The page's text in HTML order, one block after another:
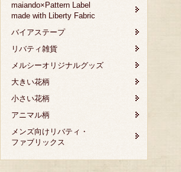
maiando×Pattern Label
made with Liberty Fabric
バイアステープ
リバティ雑貨
メルシーオリジナルグッズ
大きい花柄
小さい花柄
アニマル柄
メンズ向けリバティ・
ファブリックス